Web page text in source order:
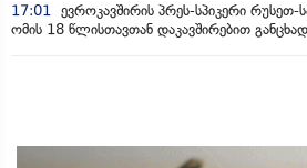
17:01
ევროკავშირის პრეს-სპიკერი
ომის 18 წლისთავთან დაკავშირებით